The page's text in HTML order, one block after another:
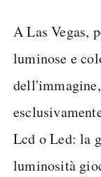
A Las Vegas,
luminose e
Lcd o Led: la
luminosità